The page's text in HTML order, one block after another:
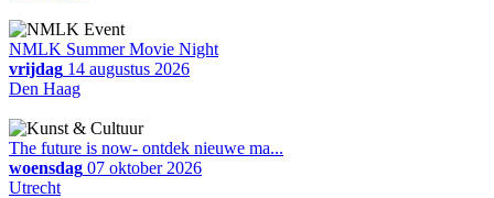
NMLK Summer Movie Night
vrijdag 14 augustus 2026
Den Haag
The future is now- ontdek nieuwe ma...
woensdag 07 oktober 2026
Utrecht